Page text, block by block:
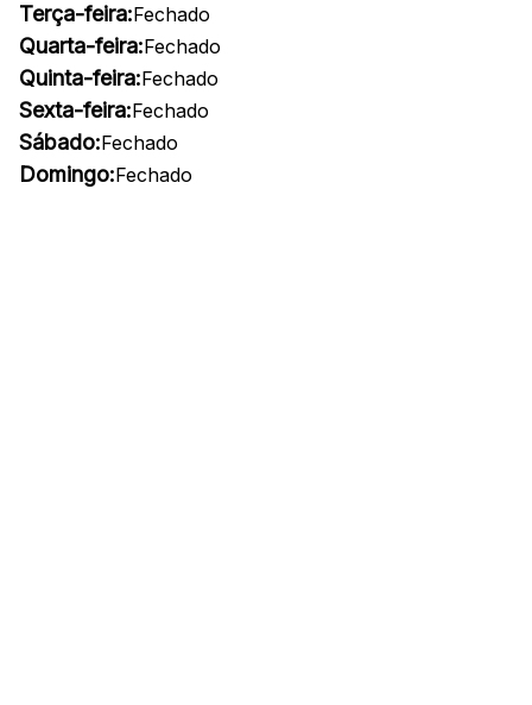
Terça-feira:Fechado
Quarta-feira:Fechado
Quinta-feira:Fechado
Sexta-feira:Fechado
Sábado:Fechado
Domingo:Fechado